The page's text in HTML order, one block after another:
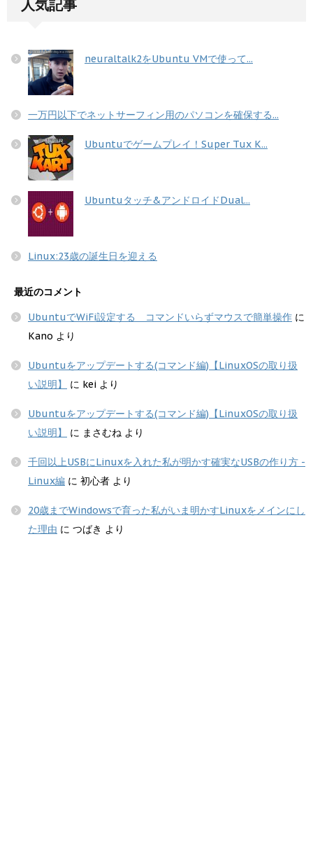
人気記事
neuraltalk2をUbuntu VMで使って...
一万円以下でネットサーフィン用のパソコンを確保する...
Ubuntuでゲームプレイ！Super Tux K...
Ubuntuタッチ&アンドロイドDual...
Linux:23歳の誕生日を迎える
最近のコメント
UbuntuでWiFi設定する コマンドいらずマウスで簡単操作 に
Kano より
Ubuntuをアップデートする(コマンド編)【LinuxOSの取り扱
い説明】
に kei より
Ubuntuをアップデートする(コマンド編)【LinuxOSの取り扱
い説明】
に まさむね より
千回以上USBにLinuxを入れた私が明かす確実なUSBの作り方 -
Linux編 に 初心者 より
20歳までWindowsで育った私がいま明かすLinuxをメインにし
た理由 に つばき より